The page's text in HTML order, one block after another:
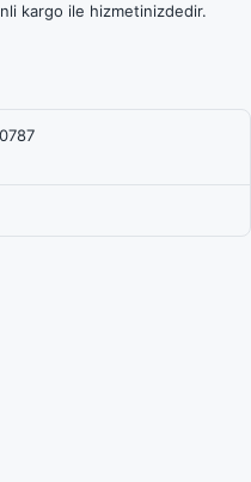
kargo ile hizmetinizdedir.